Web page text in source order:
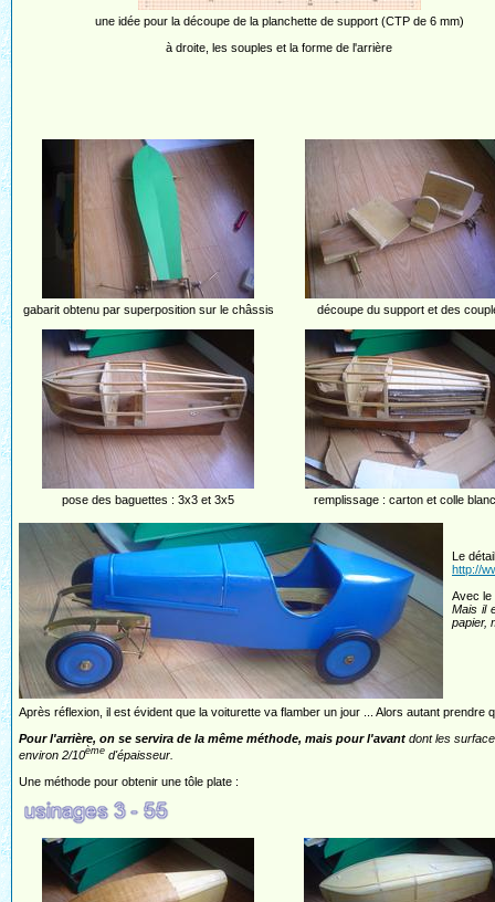
une idée pour la découpe de la planchette de support (CTP de 6 mm)
à droite, les souples et la forme de l'arrière
gabarit obtenu par superposition sur le châssis découpe du support et des
pose des baguettes : 3x3 et 3x5 remplissage : carton et colle
Le
http://
Avec le
Mais il
papier,
Après réflexion, il est évident que la voiturette va flamber un jour ... Alors autant prendre
Pour l'arrière, on se servira de la même méthode, mais pour l'avantdont les
environ 2/10ème d'épaisseur.
Une méthode pour obtenir une tôle plate :